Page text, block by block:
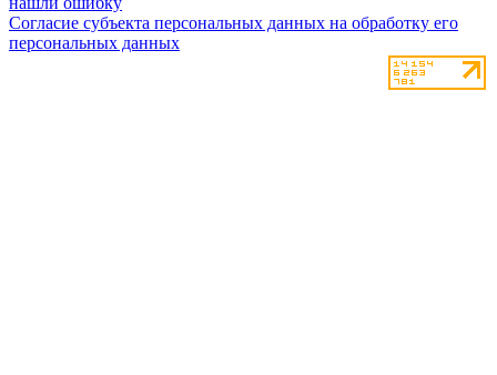
Согласие субъекта персональных данных на обработку его
персональных данных